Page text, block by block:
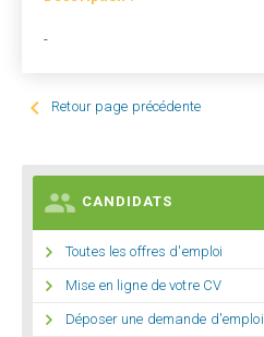
-
 Retour page précédente
 CANDIDATS
 Toutes les offres d'emploi
 Mise en ligne de votre CV
 Déposer une demande d'emploi